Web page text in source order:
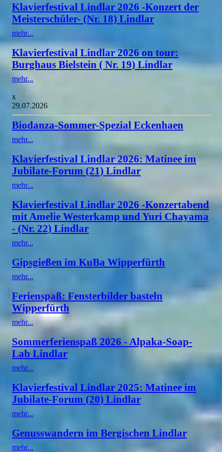
Klavierfestival Lindlar 2026 -Konzert der
Meisterschüler- (Nr. 18) Lindlar
mehr...
Klavierfestival Lindlar 2026 on tour:
Burghaus Bielstein ( Nr. 19) Lindlar
mehr...
x
29.07.2026
Biodanza-Sommer-Spezial Eckenhaen
mehr...
Klavierfestival Lindlar 2026: Matinee im
Jubilate-Forum (21) Lindlar
mehr...
Klavierfestival Lindlar 2026 -Konzertabend
mit Amelie Westerkamp und Yuri Chayama
- (Nr. 22) Lindlar
mehr...
Gipsgießen im KuBa Wipperfürth
mehr...
Ferienspaß: Fensterbilder basteln
Wipperfürth
mehr...
Sommerferienspaß 2026 - Alpaka-Soap-
Lab Lindlar
mehr...
Klavierfestival Lindlar 2025: Matinee im
Jubilate-Forum (20) Lindlar
mehr...
Genusswandern im Bergischen Lindlar
mehr...